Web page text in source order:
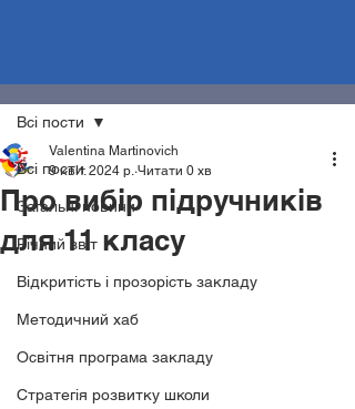
Всі пости
Загальні новини
Річний звіт
Відкритість і прозорість закладу
Методичний хаб
Освітня програма закладу
Стратегія розвитку школи
Всі пости
Про вибір підручників
для 11 класу
Valentina Martinovich
9 квіт. 2024 р. Читати 0 хв